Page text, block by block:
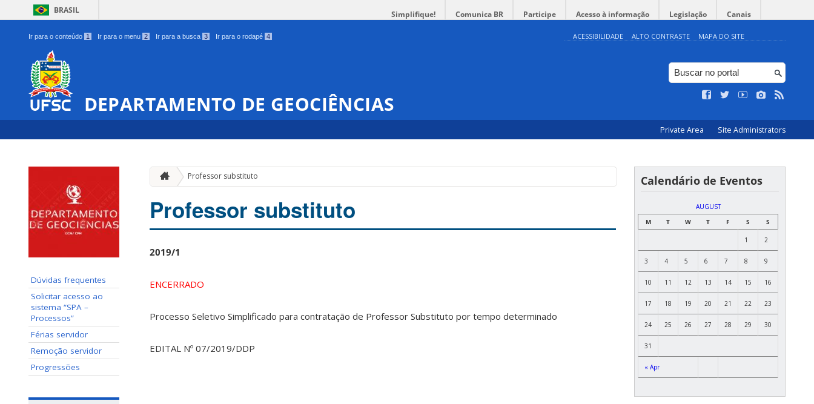
BRASIL Simplifique! Comunica BR Participe Acesso à informação Legislação Canais
Ir para o conteúdo 1 Ir para o menu 2 Ir para a busca 3 Ir para o rodapé 4 ACESSIBILIDADE ALTO CONTRASTE MAPA DO SITE
DEPARTAMENTO DE GEOCIÊNCIAS
Private Area Site Administrators
Dúvidas frequentes
Solicitar acesso ao
sistema “SPA –
Processos”
Férias servidor
Remoção servidor
Progressões
Professor substituto
Professor substituto
2019/1
ENCERRADO
Processo Seletivo Simplificado para contratação de Professor Substituto por tempo determinado
EDITAL Nº 07/2019/DDP
Calendário de Eventos
AUGUST
M
T W T F S S
« Apr
1 2
3 4 5 6 7 8 9
10 11 12 13 14 15 16
17 18 19 20 21 22 23
24 25 26 27 28 29 30
31